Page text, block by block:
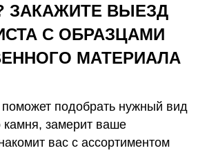
ЗАКАЖИТЕ ВЫЕЗД
С ОБРАЗЦАМИ
МАТЕРИАЛА
подобрать нужный вид
камня, замерит ваше
вас с ассортиментом